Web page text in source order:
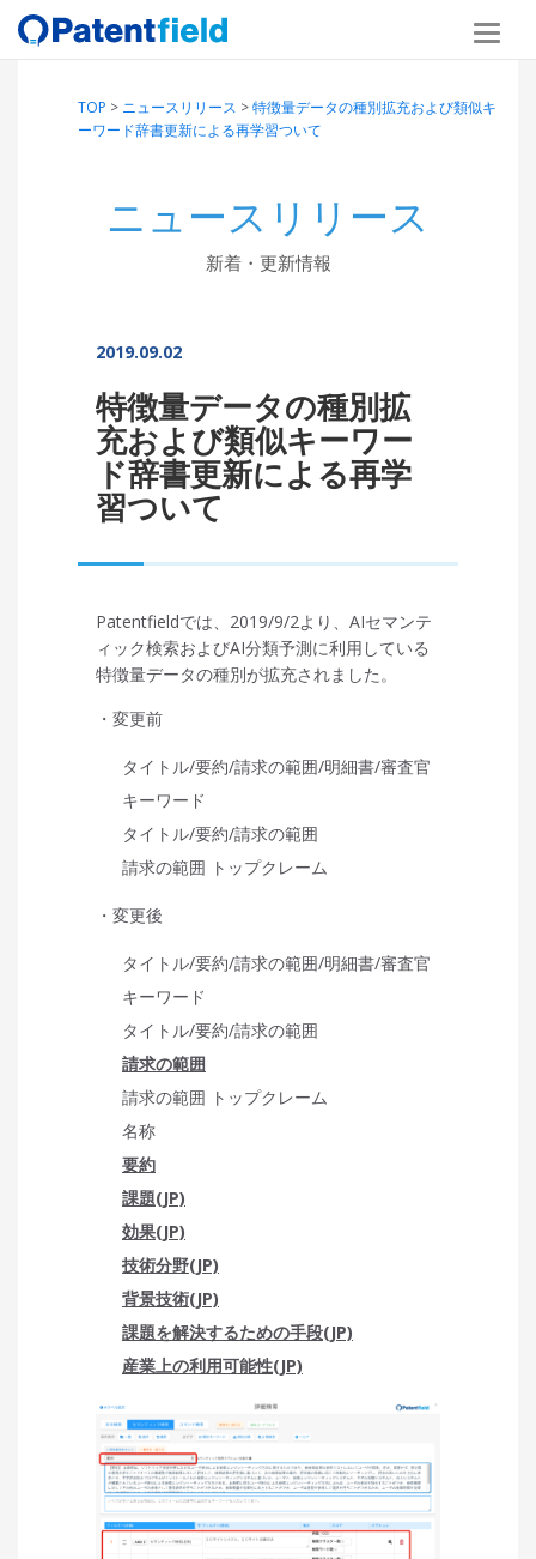
TOP > ニュースリリース >特徴量データの種別拡充および類似キ
ーワード辞書更新による再学習ついて
ニュースリリース
新着・更新情報
2019.09.02
特徴量データの種別拡
充および類似キーワー
ド辞書更新による再学
習ついて
Patentfieldでは、2019/9/2より、AIセマンテ
ィック検索およびAI分類予測に利用している
特徴量データの種別が拡充されました。
・変更前
タイトル/要約/請求の範囲/明細書/審査官
キーワード
タイトル/要約/請求の範囲
請求の範囲 トップクレーム
・変更後
タイトル/要約/請求の範囲/明細書/審査官
キーワード
タイトル/要約/請求の範囲
請求の範囲
請求の範囲 トップクレーム
名称
要約
課題(JP)
効果(JP)
技術分野(JP)
背景技術(JP)
課題を解決するための手段(JP)
産業上の利用可能性(JP)